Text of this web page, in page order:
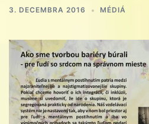
3. DECEMBRA 2016 MÉDIÁ